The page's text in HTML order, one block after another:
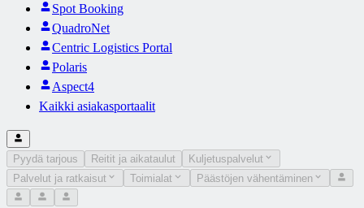
Spot Booking
QuadroNet
Centric Logistics Portal
Polaris
Aspect4
Kaikki asiakasportaalit
Pyydä tarjous Reitit ja aikataulut
Kuljetuspalvelut
Palvelut ja ratkaisut
Toimialat Päästöjen vähentäminen